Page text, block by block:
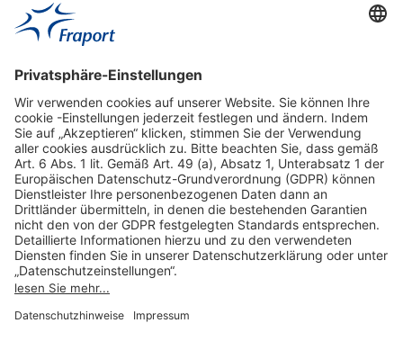
Hilfreiche Links
Online einkaufen & buchen
Über uns